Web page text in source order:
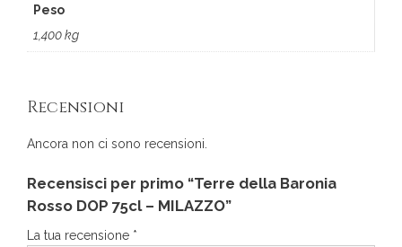
Peso
1,400 kg
Recensioni
Ancora non ci sono recensioni.
Recensisci per primo “Terre della Baronia
Rosso DOP 75cl – MILAZZO”
La tua recensione *